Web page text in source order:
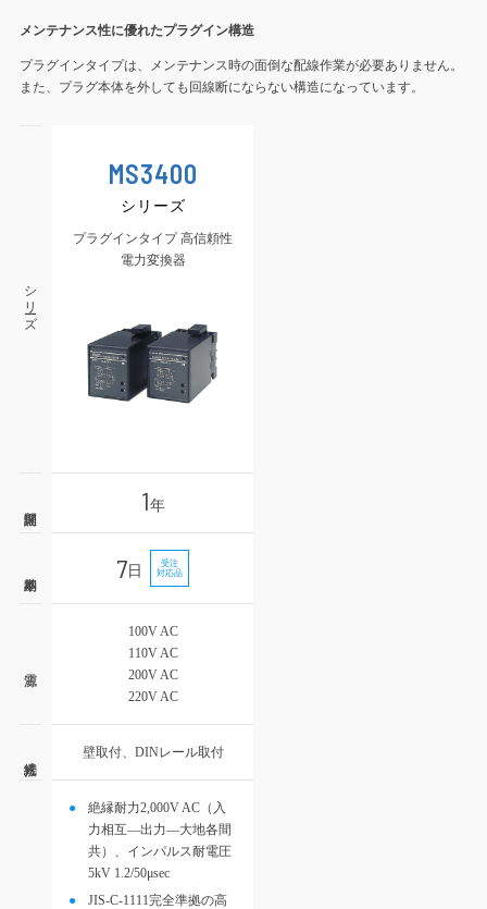
メンテナンス性に優れたプラグイン構造
プラグインタイプは、メンテナンス時の面倒な配線作業が必要ありません。
また、プラグ本体を外しても回線断にならない構造になっています。
シリーズ
MS3400
シリーズ
プラグインタイプ 高信頼性
電力変換器
1年
7日
受注
対応品
100V AC
110V AC
200V AC
220V AC
壁取付、DINレール取付
絶縁耐力2,000V AC（入
力相互―出力―大地各間
共）、インパルス耐電圧
5kV 1.2/50μsec
JIS-C-1111完全準拠の高